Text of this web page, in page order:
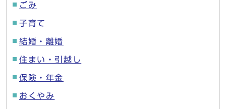
ごみ
子育て
結婚・離婚
住まい・引越し
保険・年金
おくやみ